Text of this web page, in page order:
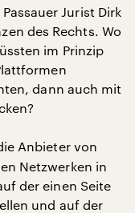
Jurist Dirk
des Rechts. Wo
im Prinzip
dann auch mit
Anbieter von
Netzwerken in
der einen Seite
und auf der